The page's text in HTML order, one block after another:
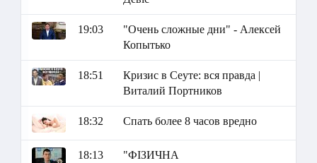
19:03
"Очень сложные дни" - Алексей
Копытько
18:51
Кризис в Сеуте: вся правда |
Виталий Портников
18:32 Спать более 8 часов вредно
18:13
"ФІЗИЧНА